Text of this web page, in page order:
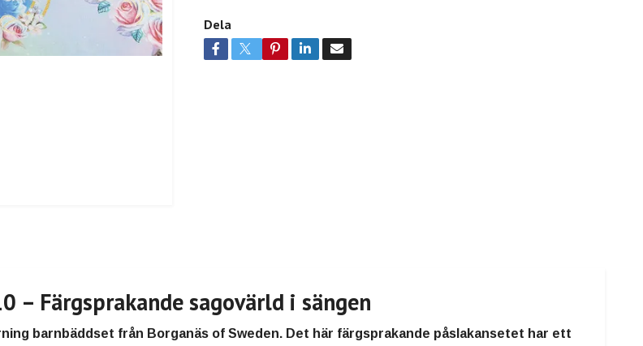
Dela
– Färgsprakande sagovärld i sängen
barnbäddset från Borganäs of Sweden. Det här färgsprakande påslakansetet har ett